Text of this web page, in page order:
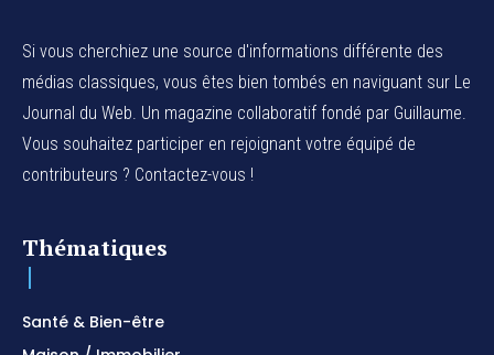
Si vous cherchiez une source d'informations différente des
médias classiques, vous êtes bien tombés en naviguant sur Le
Journal du Web. Un magazine collaboratif fondé par Guillaume.
Vous souhaitez participer en rejoignant votre équipé de
contributeurs ? Contactez-vous !
Thématiques
Santé & Bien-être